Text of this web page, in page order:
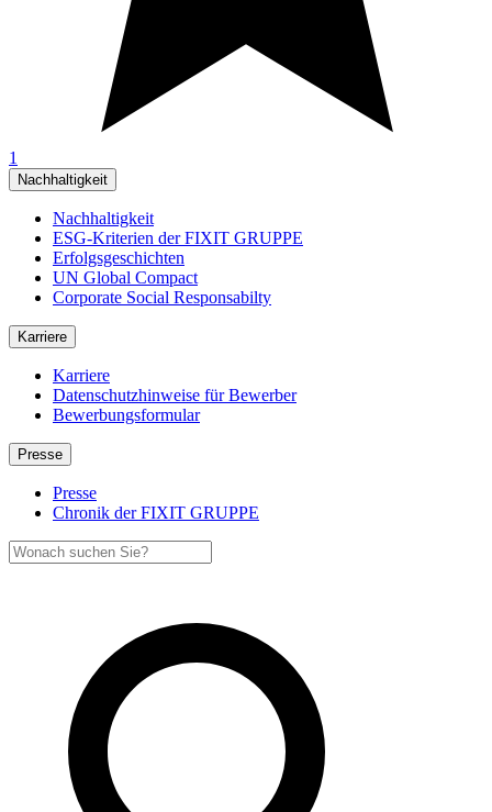
1
Nachhaltigkeit
Nachhaltigkeit
ESG-Kriterien der FIXIT GRUPPE
Erfolgsgeschichten
UN Global Compact
Corporate Social Responsabilty
Karriere
Karriere
Datenschutzhinweise für Bewerber
Bewerbungsformular
Presse
Presse
Chronik der FIXIT GRUPPE